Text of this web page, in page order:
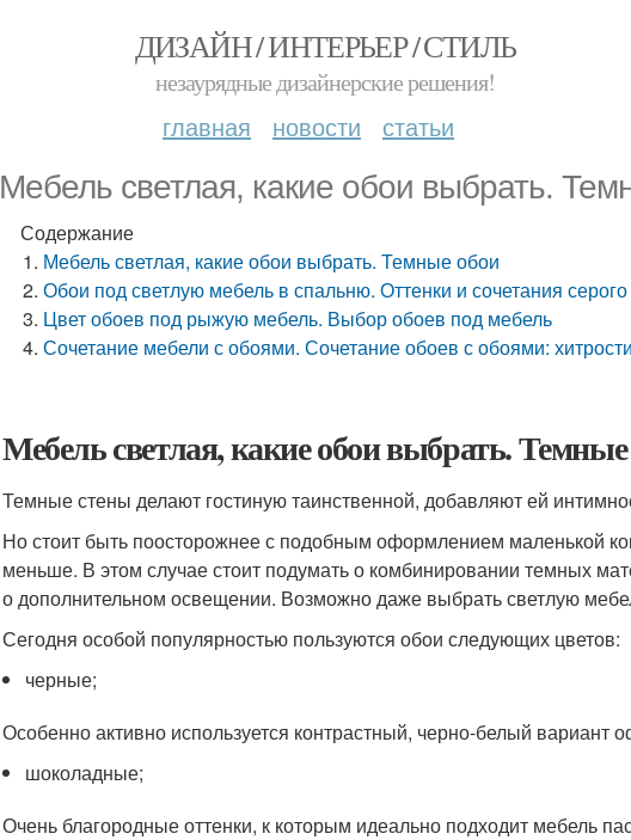
ДИЗАЙН / ИНТЕРЬЕР / СТИЛЬ
незаурядные дизайнерские решения!
главная новости статьи
Мебель светлая, какие обои выбрать.
Содержание
Мебель светлая, какие обои выбрать. Темные обои
Обои под светлую мебель в спальню. Оттенки и сочетания
Цвет обоев под рыжую мебель. Выбор обоев под мебель
Сочетание мебели с обоями. Сочетание обоев с обоями:
Мебель светлая, какие обои выбрать.
Темные стены делают гостиную таинственной, добавляют ей
Но стоит быть поосторожнее с подобным оформлением маленькой
меньше. В этом случае стоит подумать о комбинировании темных
о дополнительном освещении. Возможно даже выбрать светлую
Сегодня особой популярностью пользуются обои следующих цветов:
черные;
Особенно активно используется контрастный, черно-белый вариант
шоколадные;
Очень благородные оттенки, к которым идеально подходит мебель